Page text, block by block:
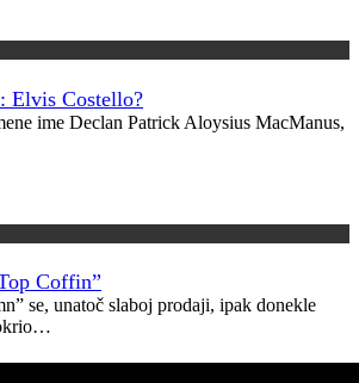
Elvis Costello?
ime Declan Patrick Aloysius MacManus,
Coffin”
se, unatoč slaboj prodaji, ipak donekle